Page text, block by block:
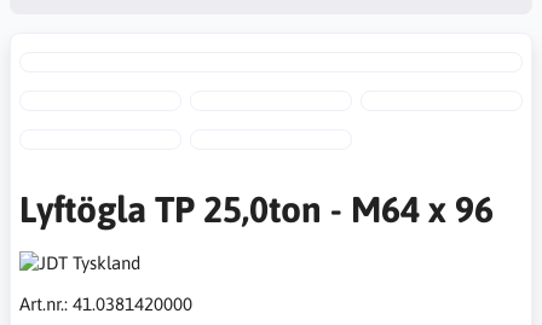
Lyftögla TP 25,0ton - M64 x 96
Art.nr.: 41.0381420000